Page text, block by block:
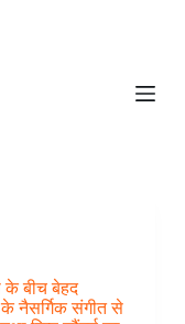
के बीच बेहद
नैसर्गिक संगीत से